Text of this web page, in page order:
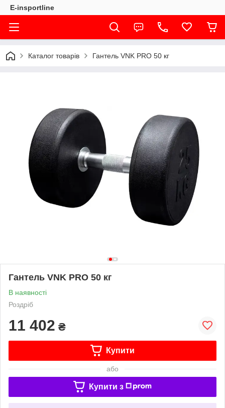
E-insportline
Каталог товарів Гантель VNK PRO 50 кг
Гантель VNK PRO 50 кг
В наявності
Роздріб
11 402 ₴
Купити
або
Купити з